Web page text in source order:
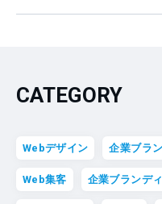
CATEGORY
Webデザイン 企業ブラ
Web集客 企業ブランデ